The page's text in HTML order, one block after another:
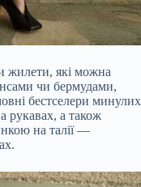
жилети, які можна
чи бермудами,
бестселери минулих
рукавах, а також
на талії —